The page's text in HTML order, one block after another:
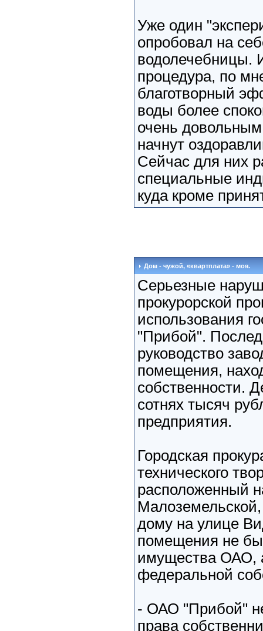
Уже один
опробовал на
водолечебницы.
процедура, по
благотворный
воды более
очень
начнут
Сейчас для них
специальные
куда кроме
Дом - чужой, «квартплата» - моя.
Серьезные
прокурорской
использования
"Прибой".
руководство
помещения,
собственности.
сотнях тысяч
предприятия.
Городская
технического
расположенный
дому на улице
помещения не
имущества ОАО,
федеральной
- ОАО "Прибой"
права